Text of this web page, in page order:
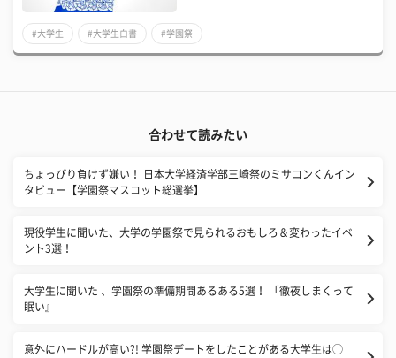
#大学生 #大学生白書 #学園祭
合わせて読みたい
ちょっぴり負けず嫌い！ 日本大学経済学部三崎祭のミサコンくんイン
タビュー【学園祭マスコット総選挙】
現役学生に聞いた、大学の学園祭で見られるおもしろ＆変わったイベ
ント3選！
大学生に聞いた 、学園祭の準備期間あるある5選！ 「徹夜しまくって
眠い』
意外にハードルが高い?! 学園祭デートをしたことがある大学生は◯